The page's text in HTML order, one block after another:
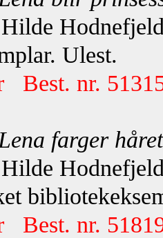
Ulest.
Best. nr.
farger håret
Best. nr.